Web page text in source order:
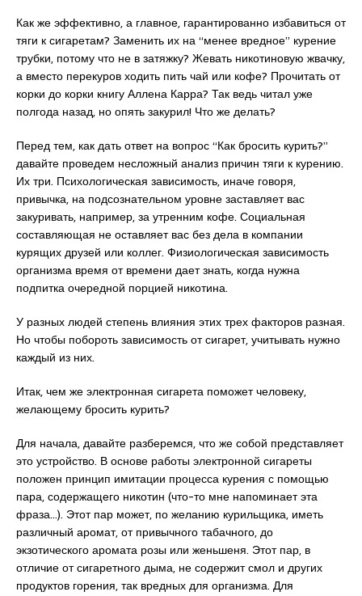
Как же эффективно, а главное, гарантированно избавиться от
тяги к сигаретам? Заменить их на “менее вредное” курение
трубки, потому что не в затяжку? Жевать никотиновую жвачку,
а вместо перекуров ходить пить чай или кофе? Прочитать от
корки до корки книгу Аллена Карра? Так ведь читал уже
полгода назад, но опять закурил! Что же делать?
Перед тем, как дать ответ на вопрос “Как бросить курить?”
давайте проведем несложный анализ причин тяги к курению.
Их три. Психологическая зависимость, иначе говоря,
привычка, на подсознательном уровне заставляет вас
закуривать, например, за утренним кофе. Социальная
составляющая не оставляет вас без дела в компании
курящих друзей или коллег. Физиологическая зависимость
организма время от времени дает знать, когда нужна
подпитка очередной порцией никотина.
У разных людей степень влияния этих трех факторов разная.
Но чтобы побороть зависимость от сигарет, учитывать нужно
каждый из них.
Итак, чем же электронная сигарета поможет человеку,
желающему бросить курить?
Для начала, давайте разберемся, что же собой представляет
это устройство. В основе работы электронной сигареты
положен принцип имитации процесса курения с помощью
пара, содержащего никотин (что-то мне напоминает эта
фраза…). Этот пар может, по желанию курильщика, иметь
различный аромат, от привычного табачного, до
экзотического аромата розы или женьшеня. Этот пар, в
отличие от сигаретного дыма, не содержит смол и других
продуктов горения, так вредных для организма. Для